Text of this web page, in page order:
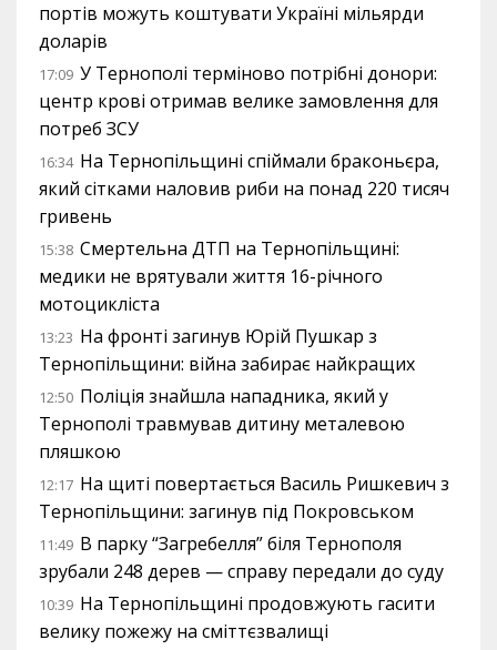
портів можуть коштувати Україні мільярди
доларів
17:09 У Тернополі терміново потрібні донори:
центр крові отримав велике замовлення для
потреб ЗСУ
16:34 На Тернопільщині спіймали браконьєра,
який сітками наловив риби на понад 220 тисяч
гривень
15:38 Смертельна ДТП на Тернопільщині:
медики не врятували життя 16-річного
мотоцикліста
13:23 На фронті загинув Юрій Пушкар з
Тернопільщини: війна забирає найкращих
12:50 Поліція знайшла нападника, який у
Тернополі травмував дитину металевою
пляшкою
12:17 На щиті повертається Василь Ришкевич з
Тернопільщини: загинув під Покровськом
11:49 В парку “Загребелля” біля Тернополя
зрубали 248 дерев — справу передали до суду
10:39 На Тернопільщині продовжують гасити
велику пожежу на сміттєзвалищі